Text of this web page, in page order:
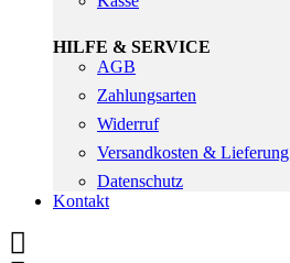
HILFE & SERVICE
AGB
Zahlungsarten
Widerruf
Versandkosten & Lieferung
Datenschutz
Kontakt